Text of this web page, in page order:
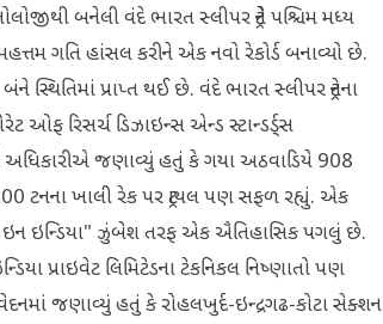
બનેલી વંદે ભારત સ્લીપર ટ્રેને પશ્ચિમ મધ્ય
મહત્તમ ગતિ હાંસલ કરીને એક નવો રેકોર્ડ બનાવ્યો છે.
પ્રાપ્ત થઈ છે. વંદે ભારત સ્લીપર ટ્રેનના
ઓફ રિસર્ચ ડિઝાઇન્સ એન્ડ સ્ટાન્ડર્ડ્સ
અધિકારીએ જણાવ્યું હતું કે ગયા અઠવાડિયે 908
ટનના ખાલી રેક પર ટ્રાયલ પણ સફળ રહ્યું. એક
ઇન ઇન્ડિયા" ઝુંબેશ તરફ એક ઐતિહાસિક પગલું છે.
પ્રાઇવેટ લિમિટેડના ટેકનિકલ નિષ્ણાતો પણ
જણાવ્યું હતું કે રોહલખુર્દ-ઇન્દ્રગઢ-કોટા સેક્શન